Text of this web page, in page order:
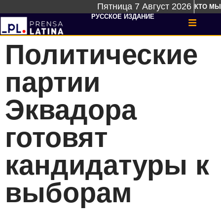
Пятница 7 Август 2026 КТО МЫ
РУССКОЕ ИЗДАНИЕ
Политические
партии
Эквадора
готовят
кандидатуры к
выборам